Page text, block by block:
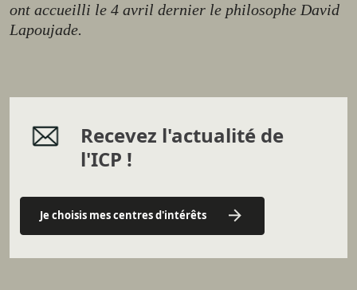
ont accueilli le 4 avril dernier le philosophe David
Lapoujade.
Recevez l'actualité de
l'ICP !
Je choisis mes centres d'intérêts